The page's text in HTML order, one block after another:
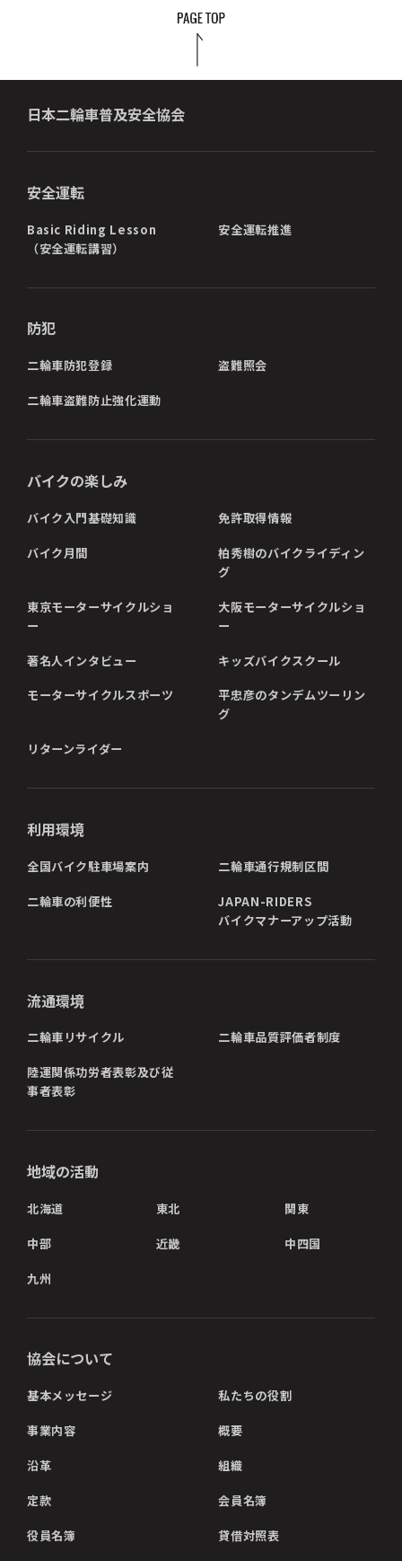
日本二輪車普及安全協会
安全運転
Basic Riding Lesson
（安全運転講習）
安全運転推進
防犯
二輪車防犯登録 盗難照会
二輪車盗難防止強化運動
バイクの楽しみ
バイク入門基礎知識 免許取得情報
バイク月間
柏秀樹のバイクライディン
グ
東京モーターサイクルショ
ー
大阪モーターサイクルショ
ー
著名人インタビュー キッズバイクスクール
モーターサイクルスポーツ
平忠彦のタンデムツーリン
グ
リターンライダー
利用環境
全国バイク駐車場案内 二輪車通行規制区間
二輪車の利便性
JAPAN-RIDERS
バイクマナーアップ活動
流通環境
二輪車リサイクル 二輪車品質評価者制度
陸運関係功労者表彰及び従
事者表彰
地域の活動
北海道 東北 関東
中部 近畿 中四国
九州
協会について
基本メッセージ 私たちの役割
事業内容 概要
沿革 組織
定款 会員名簿
役員名簿 貸借対照表